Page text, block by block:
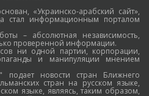
«Украинско-арабский сайт»,
стал информационным порталом
– абсолютная независимость,
проверенной информации.
ни одной партии, корпорации,
и манипуляции мнением
подает новости стран Ближнего
стран на русском языке,
языке, являясь, таким образом,